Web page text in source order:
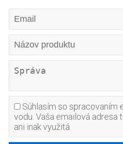
Súhlasím so spracovaním
vodu. Vaša emailová adresa
ani inak využitá.